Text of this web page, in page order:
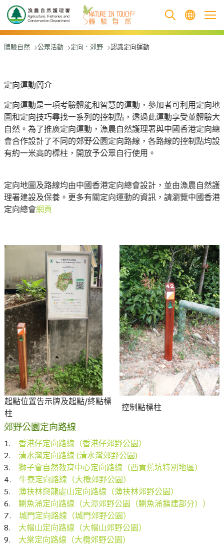
跳至主要內容
體驗自然 公眾活動 定向．郊野 認識定向運動
定向運動簡介
定向運動是一項考驗體能和智慧的運動，參加者可利用定向地
圖和定向技巧尋找一系列的控制點，透過此運動享受並體驗大
自然。為了推廣定向運動，漁農自然護理署與中國香港定向總
會合作設計了不同的郊野公園定向路線，各路線的控制點均設
有約一米高的標柱，開放予公眾自行使用。
定向地圖及路線均由中國香港定向總會設計，並由漁農自然護
理署建設及保養。更多有關定向運動的資訊，請瀏覽中國香港
定向總會網頁
起點位置告示牌及起點/終點標
柱
控制點標柱
郊野公園定向路線
1. 香港仔定向路線（香港仔郊野公園）
2. 清水灣定向路線 (清水灣郊野公園)
3. 獅子會自然教育中心定向路線（西貢蕉坑特別地區）
4. 牛寮定向路線（大欖郊野公園）
5. 薄扶林與龍處山定向路線（薄扶林郊野公園）
6. 鰂魚涌定向路線（大潭郊野公園（鰂魚涌擴建部分））
7. 城門定向路線（城門郊野公園）
8. 大帽山定向路線（大帽山郊野公園）
9. 大棠定向路線（大欖郊野公園）